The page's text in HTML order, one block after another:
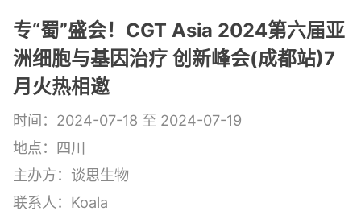
专“蜀”盛会！CGT Asia 2024第六届亚
洲细胞与基因治疗 创新峰会(成都站)7
月火热相邀
时间：2024-07-18 至 2024-07-19
地点：四川
主办方：谈思生物
联系人：Koala